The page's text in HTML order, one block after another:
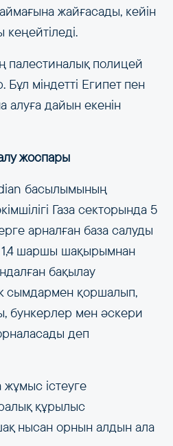
аймағына жайғасады, кейін
кеңейтіледі.
палестиналық полицей
міндетті Египет пен
дайын екенін
жоспары
басылымының
Газа секторында 5
арналған база салуды
шаршы шақырымнан
бақылау
сымдармен қоршалып,
бункерлер мен әскери
деп
істеуге
құрылыс
нысан орнын алдын ала